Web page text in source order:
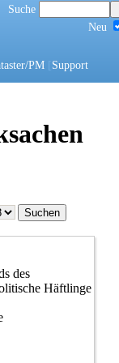
PM
Support
Suche
Neu
des
Häftlinge